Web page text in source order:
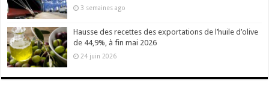
3 semaines ago
Hausse des recettes des exportations de l’huile d’olive
de 44,9%, à fin mai 2026
24 juin 2026